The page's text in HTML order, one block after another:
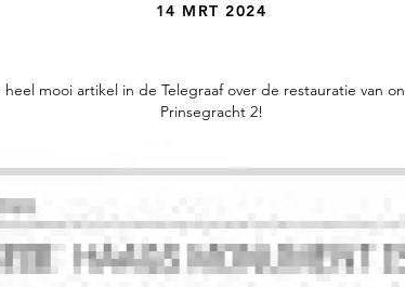
14 MRT 2024
mooi artikel in de Telegraaf over de restauratie van
Prinsegracht 2!